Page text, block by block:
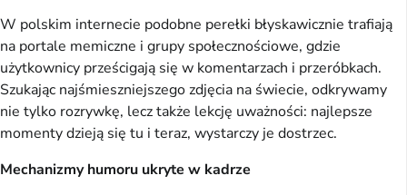
W polskim internecie podobne perełki błyskawicznie trafiają
na portale memiczne i grupy społecznościowe, gdzie
użytkownicy prześcigają się w komentarzach i przeróbkach.
Szukając najśmieszniejszego zdjęcia na świecie, odkrywamy
nie tylko rozrywkę, lecz także lekcję uważności: najlepsze
momenty dzieją się tu i teraz, wystarczy je dostrzec.
Mechanizmy humoru ukryte w kadrze